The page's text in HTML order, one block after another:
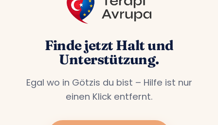
Finde jetzt Halt und
Unterstützung.
Egal wo in Götzis du bist – Hilfe ist nur
einen Klick entfernt.